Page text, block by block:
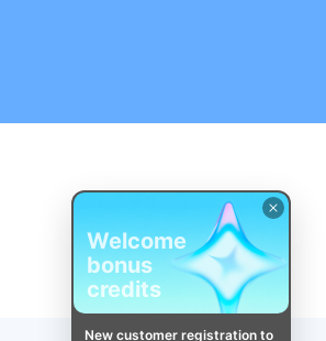
Welcome
bonus
credits
New customer registration to